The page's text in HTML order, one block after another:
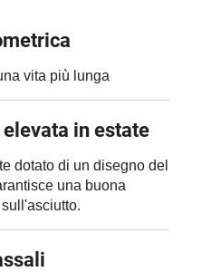
vita più lunga
in estate
dotato di un disegno del
una buona